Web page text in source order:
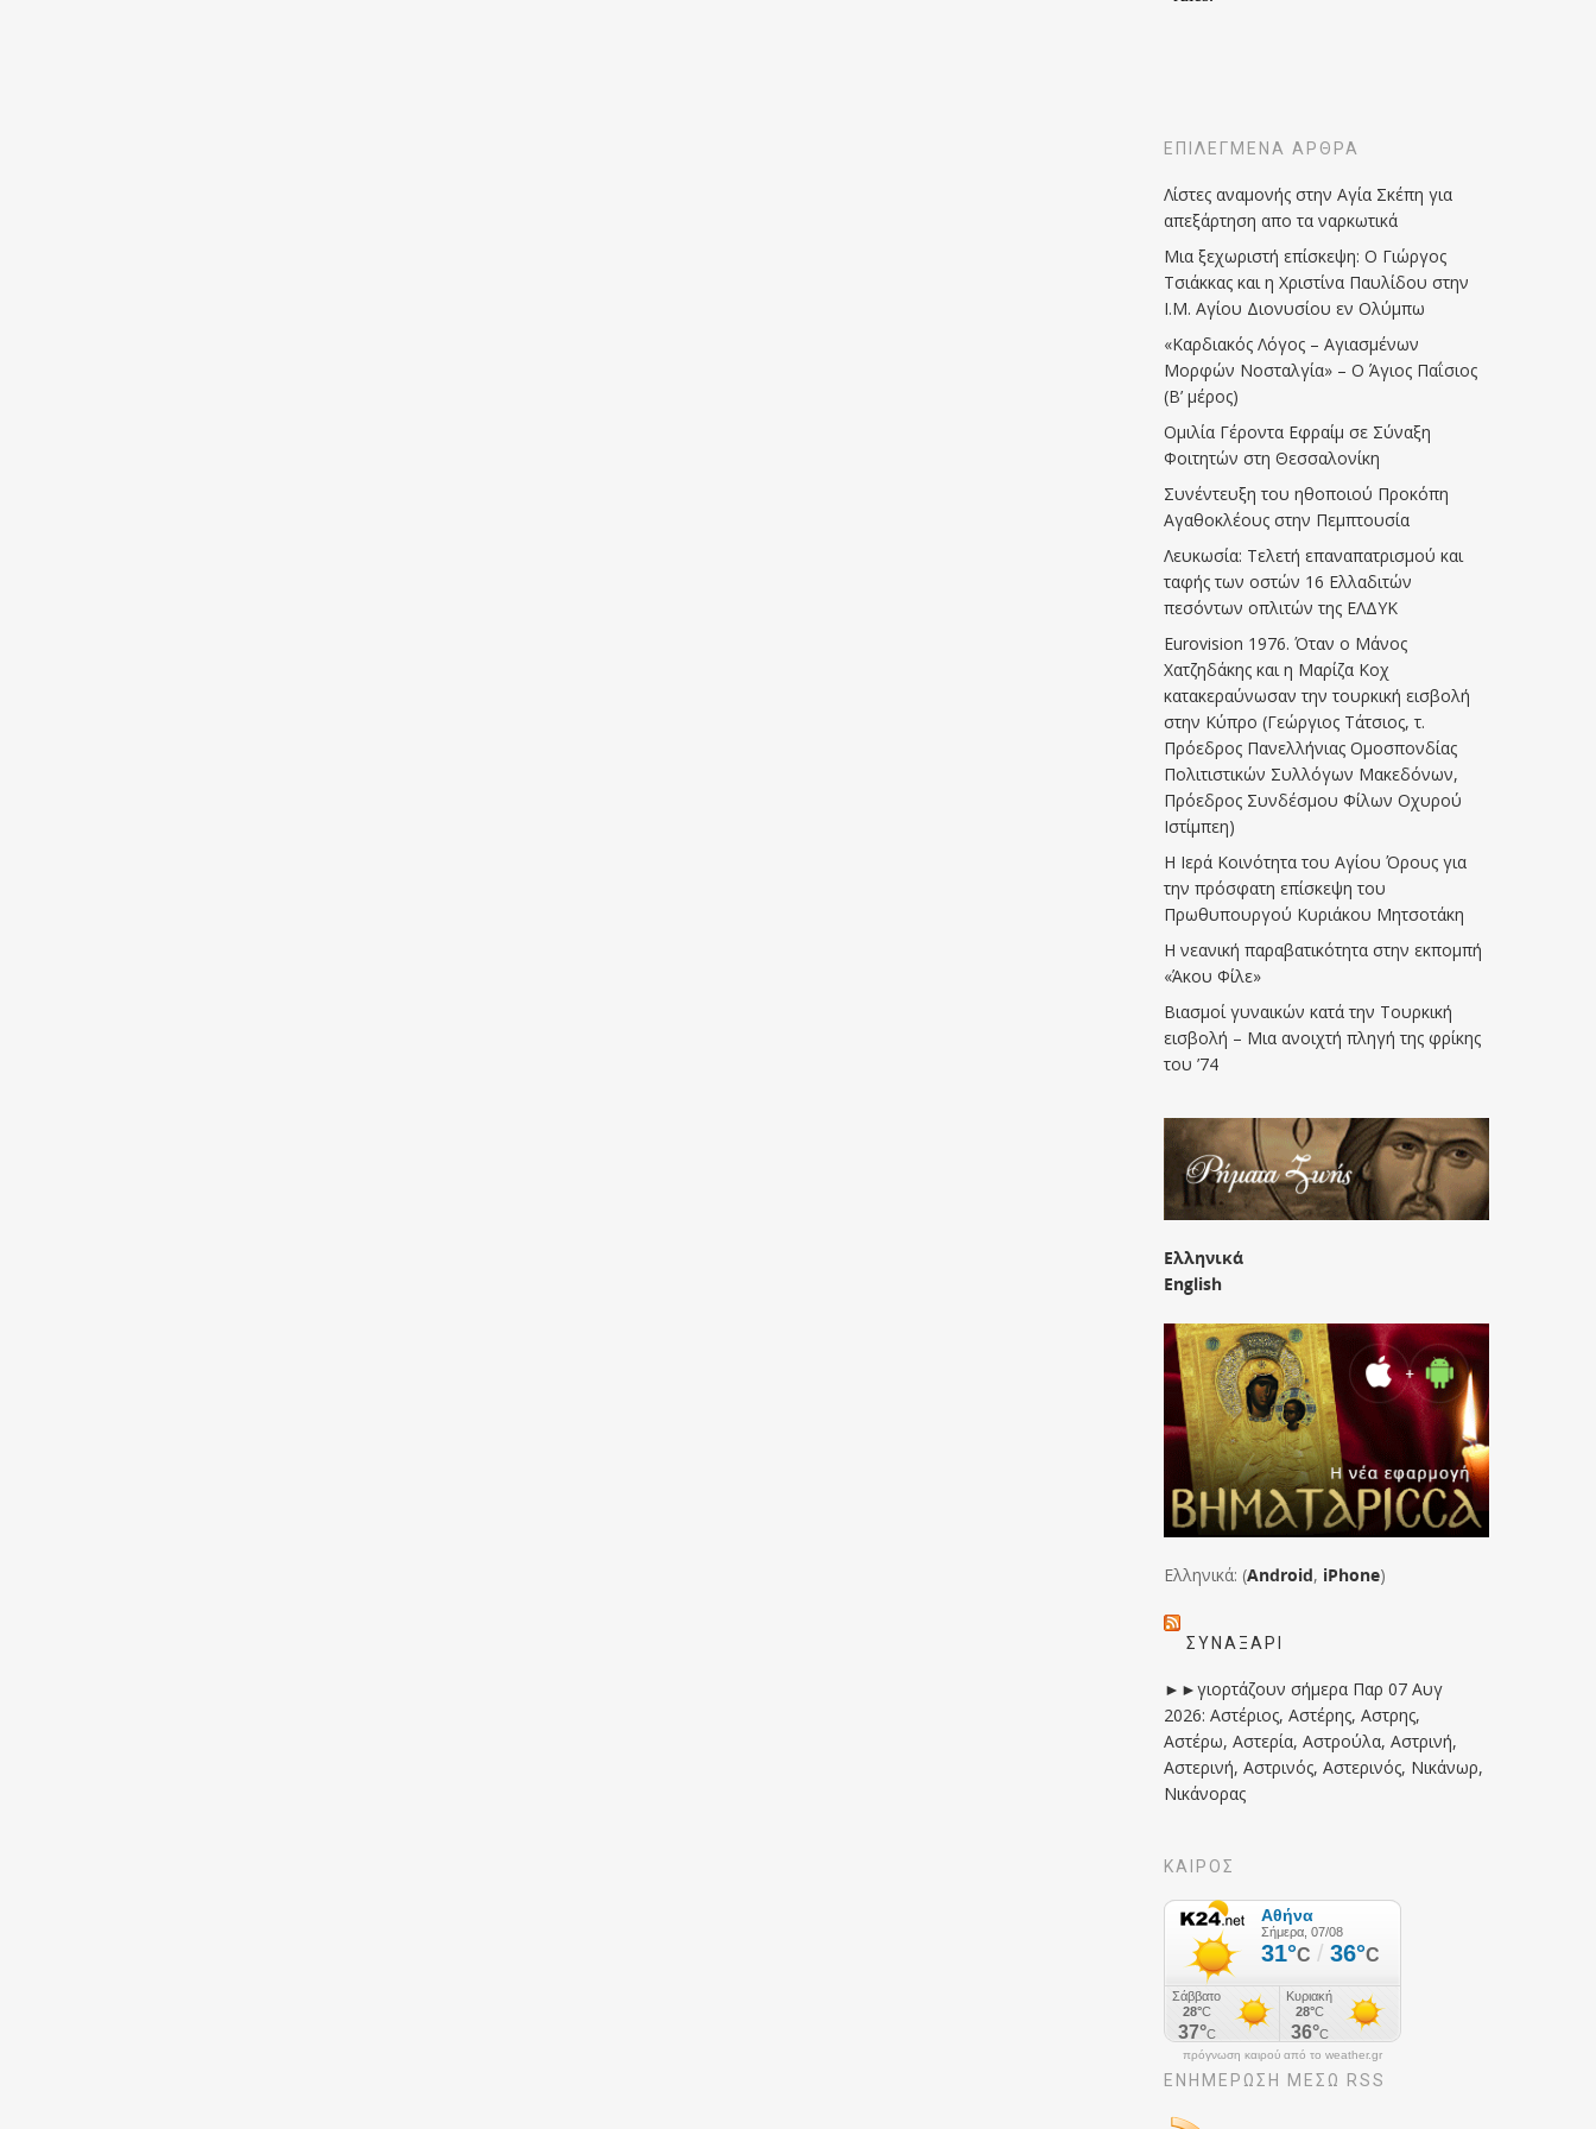
ΕΠΙΛΕΓΜΈΝΑ ΆΡΘΡΑ
Λίστες αναμονής στην Αγία Σκέπη για
απεξάρτηση απο τα ναρκωτικά
Μια ξεχωριστή επίσκεψη: Ο Γιώργος
Τσιάκκας και η Χριστίνα Παυλίδου στην
Ι.Μ. Αγίου Διονυσίου εν Ολύμπω
«Καρδιακός Λόγος – Αγιασμένων
Μορφών Νοσταλγία» – Ο Άγιος Παΐσιος
(Β’ μέρος)
Ομιλία Γέροντα Εφραίμ σε Σύναξη
Φοιτητών στη Θεσσαλονίκη
Συνέντευξη του ηθοποιού Προκόπη
Αγαθοκλέους στην Πεμπτουσία
Λευκωσία: Τελετή επαναπατρισμού και
ταφής των οστών 16 Ελλαδιτών
πεσόντων οπλιτών της ΕΛΔΥΚ
Eurovision 1976. Όταν ο Μάνος
Χατζηδάκης και η Μαρίζα Κοχ
κατακεραύνωσαν την τουρκική εισβολή
στην Κύπρο (Γεώργιος Τάτσιος, τ.
Πρόεδρος Πανελλήνιας Ομοσπονδίας
Πολιτιστικών Συλλόγων Μακεδόνων,
Πρόεδρος Συνδέσμου Φίλων Οχυρού
Ιστίμπεη)
Η Ιερά Κοινότητα του Αγίου Όρους για
την πρόσφατη επίσκεψη του
Πρωθυπουργού Κυριάκου Μητσοτάκη
Η νεανική παραβατικότητα στην εκπομπή
«Άκου Φίλε»
Βιασμοί γυναικών κατά την Τουρκική
εισβολή – Μια ανοιχτή πληγή της φρίκης
του ’74
Ελληνικά
English
Ελληνικά: (Android, iPhone)
ΣΥΝΑΞΆΡΙ
►►γιορτάζουν σήμερα Παρ 07 Αυγ
2026: Αστέριος, Αστέρης, Αστρης,
Αστέρω, Αστερία, Αστρούλα, Αστρινή,
Αστερινή, Αστρινός, Αστερινός, Νικάνωρ,
Νικάνορας
ΚΑΙΡΟΣ
πρόγνωση καιρού από το weather.gr
ΕΝΗΜΈΡΩΣΉ ΜΕΣΩ RSS